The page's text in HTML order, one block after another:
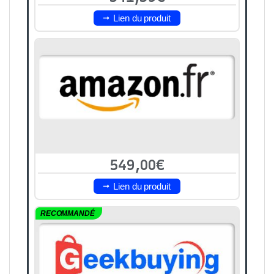
Lien du produit
549,00€
Lien du produit
RECOMMANDÉ